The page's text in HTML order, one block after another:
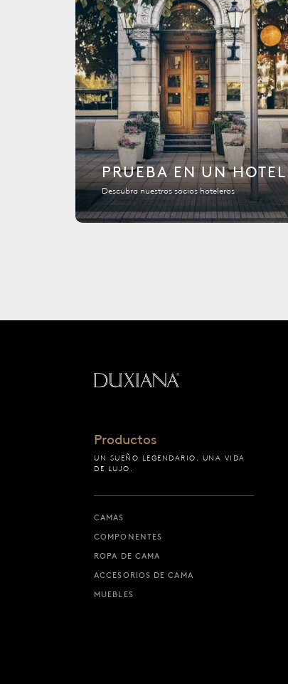
PRUEBA EN UN HOTEL
Descubra nuestros socios hoteleros
Productos
UN SUEÑO LEGENDARIO. UNA VIDA
DE LUJO.
CAMAS
COMPONENTES
ROPA DE CAMA
ACCESORIOS DE CAMA
MUEBLES